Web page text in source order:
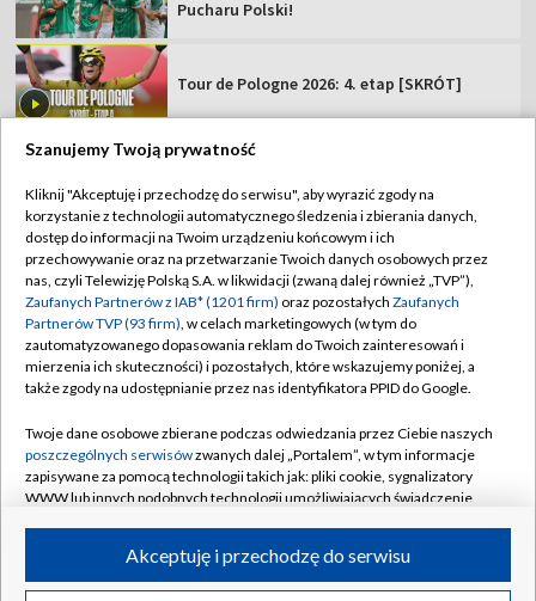
Pucharu Polski!
Tour de Pologne 2026: 4. etap [SKRÓT]
TVP
Abonament TVP
Sklep TVP
Biuro Reklamy
Oferta Handlowa
Emisja w TVP
Rada Programowa
Ogłoszenia przetargowe
Akademia Telewizyjna
Regulamin TVP
Polityka prywatności
Moje zgody
Biuro reklamy
Kanały
©2026 Telewizja Polska Spółka Akcyjna w likwidacji
Szanujemy Twoją prywatność
Kliknij "Akceptuję i przechodzę do serwisu", aby wyrazić zgody na
korzystanie z technologii automatycznego śledzenia i zbierania danych,
dostęp do informacji na Twoim urządzeniu końcowym i ich
przechowywanie oraz na przetwarzanie Twoich danych osobowych przez
nas, czyli Telewizję Polską S.A. w likwidacji (zwaną dalej również „TVP”),
Zaufanych Partnerów z IAB* (1201 firm) oraz pozostałych Zaufanych
Partnerów TVP (93 firm), w celach marketingowych (w tym do
zautomatyzowanego dopasowania reklam do Twoich zainteresowań i
mierzenia ich skuteczności) i pozostałych, które wskazujemy poniżej, a
także zgody na udostępnianie przez nas identyfikatora PPID do Google.
Twoje dane osobowe zbierane podczas odwiedzania przez Ciebie naszych
poszczególnych serwisówzwanych dalej „Portalem”, w tym informacje
zapisywane za pomocą technologii takich jak: pliki cookie, sygnalizatory
WWW lub innych podobnych technologii umożliwiających świadczenie
ruchu w Internecie.Akceptuję i przechodzę do serwisu